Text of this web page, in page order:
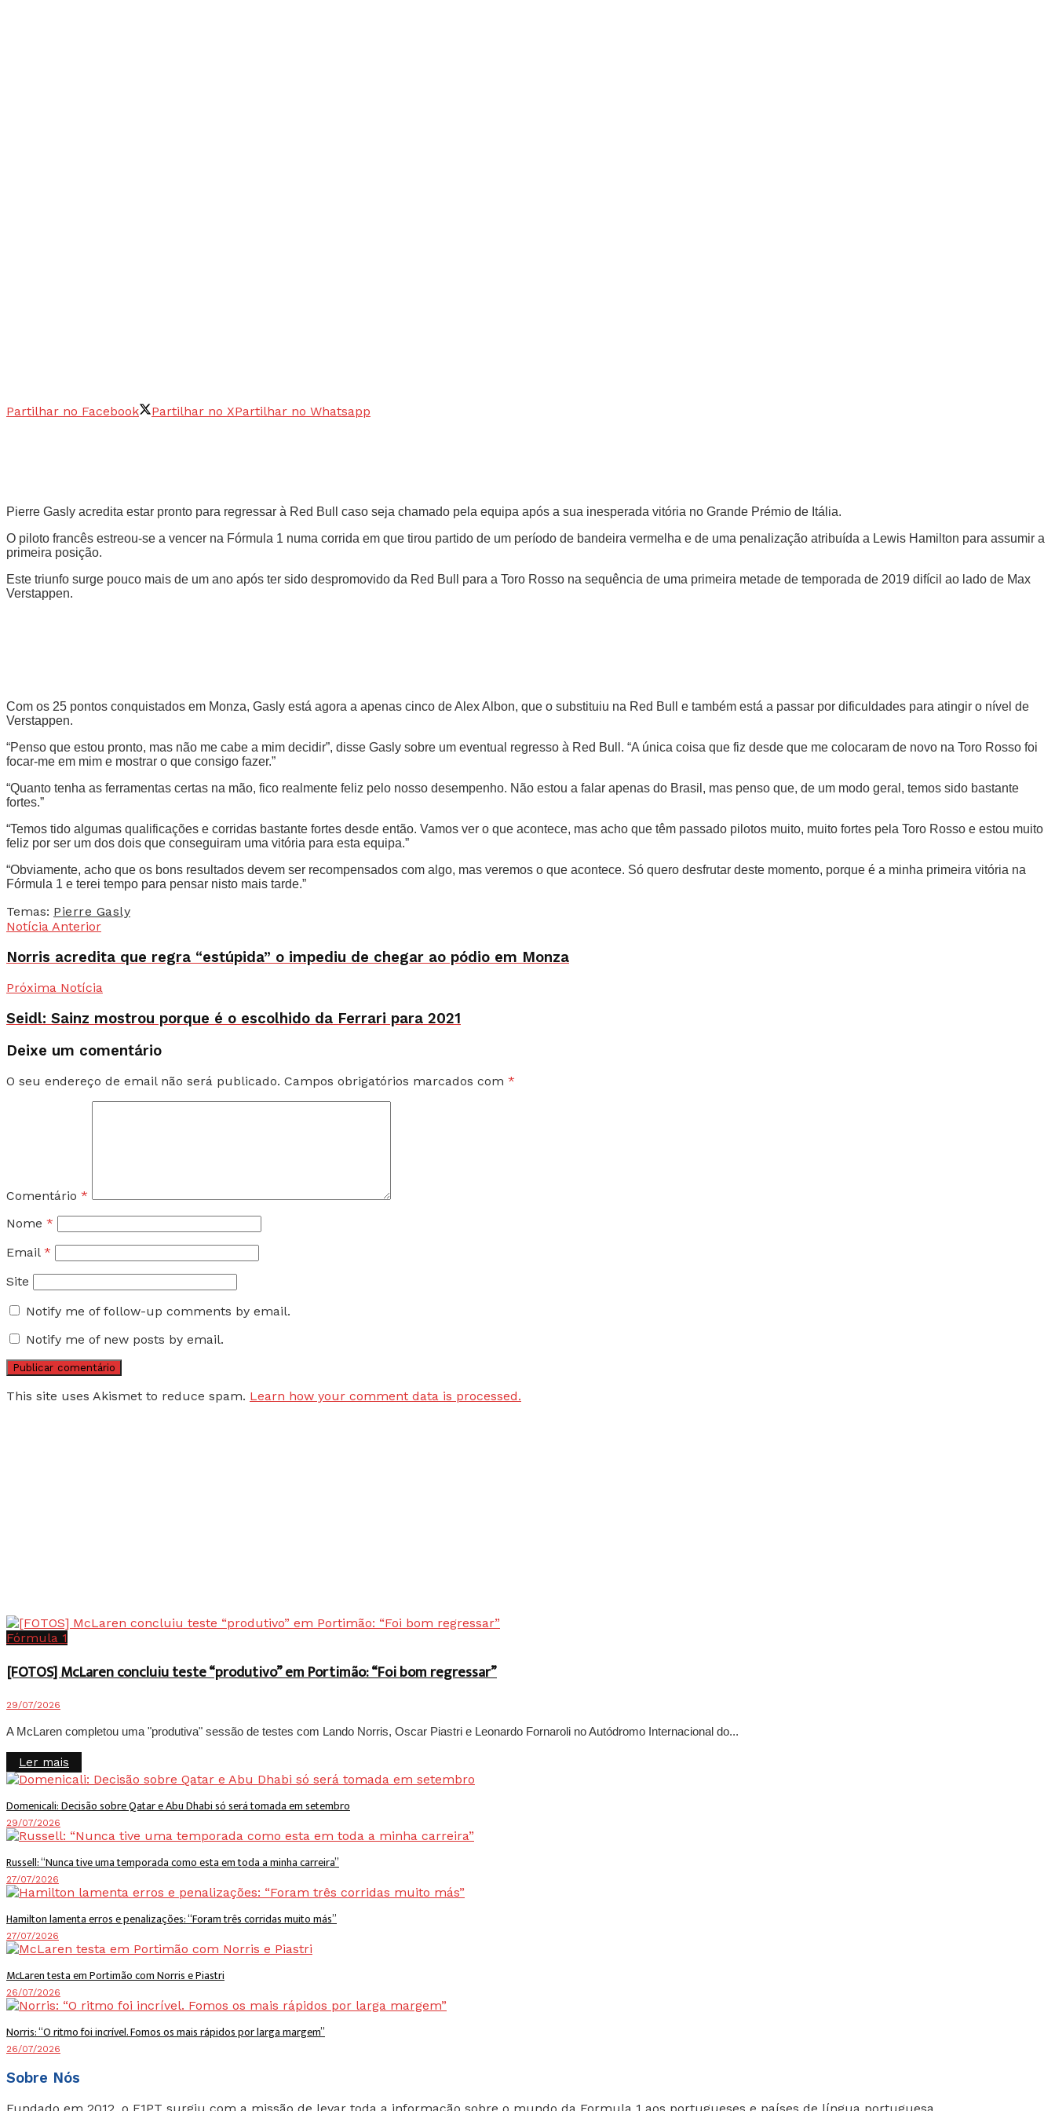
Partilhar no Facebook Partilhar no XPartilhar no Whatsapp
Pierre Gasly acredita estar pronto para regressar à Red Bull caso seja chamado pela equipa após a sua inesperada vitória no Grande Prémio de Itália.
O piloto francês estreou-se a vencer na Fórmula 1 numa corrida em que tirou partido de um período de bandeira vermelha e de uma penalização atribuída a Lewis Hamilton para assumir a
primeira posição.
Este triunfo surge pouco mais de um ano após ter sido despromovido da Red Bull para a Toro Rosso na sequência de uma primeira metade de temporada de 2019 difícil ao lado de Max
Verstappen.
Com os 25 pontos conquistados em Monza, Gasly está agora a apenas cinco de Alex Albon, que o substituiu na Red Bull e também está a passar por dificuldades para atingir o nível de
Verstappen.
“Penso que estou pronto, mas não me cabe a mim decidir”, disse Gasly sobre um eventual regresso à Red Bull. “A única coisa que fiz desde que me colocaram de novo na Toro Rosso foi
focar-me em mim e mostrar o que consigo fazer.”
“Quanto tenha as ferramentas certas na mão, fico realmente feliz pelo nosso desempenho. Não estou a falar apenas do Brasil, mas penso que, de um modo geral, temos sido bastante
fortes.”
“Temos tido algumas qualificações e corridas bastante fortes desde então. Vamos ver o que acontece, mas acho que têm passado pilotos muito, muito fortes pela Toro Rosso e estou muito
feliz por ser um dos dois que conseguiram uma vitória para esta equipa.”
“Obviamente, acho que os bons resultados devem ser recompensados com algo, mas veremos o que acontece. Só quero desfrutar deste momento, porque é a minha primeira vitória na
Fórmula 1 e terei tempo para pensar nisto mais tarde.”
Temas: Pierre Gasly
Notícia Anterior
Norris acredita que regra “estúpida” o impediu de chegar ao pódio em Monza
Próxima Notícia
Seidl: Sainz mostrou porque é o escolhido da Ferrari para 2021
Deixe um comentário
O seu endereço de email não será publicado. Campos obrigatórios marcados com *
Comentário *
Nome *
Email *
Site
Notify me of follow-up comments by email.
Notify me of new posts by email.
This site uses Akismet to reduce spam. Learn how your comment data is processed.
Fórmula 1
[FOTOS] McLaren concluiu teste “produtivo” em Portimão: “Foi bom regressar”
29/07/2026
A McLaren completou uma "produtiva" sessão de testes com Lando Norris, Oscar Piastri e Leonardo Fornaroli no Autódromo Internacional do...
Ler mais
Domenicali: Decisão sobre Qatar e Abu Dhabi só será tomada em setembro
29/07/2026
Russell: “Nunca tive uma temporada como esta em toda a minha carreira”
27/07/2026
Hamilton lamenta erros e penalizações: “Foram três corridas muito más”
27/07/2026
McLaren testa em Portimão com Norris e Piastri
26/07/2026
Norris: “O ritmo foi incrível. Fomos os mais rápidos por larga margem”
26/07/2026
Sobre Nós